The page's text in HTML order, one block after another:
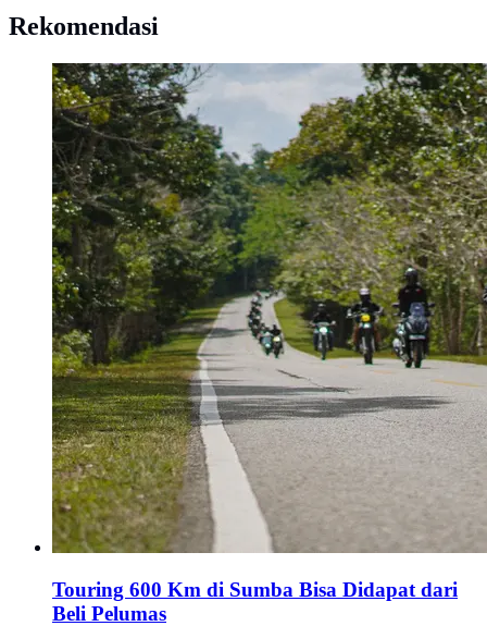
Rekomendasi
Touring 600 Km di Sumba Bisa Didapat dari
Beli Pelumas